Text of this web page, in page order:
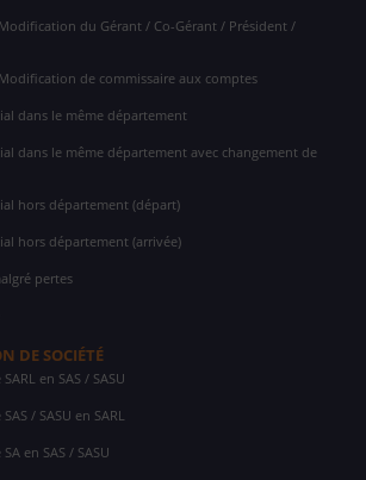
du Gérant / Co-Gérant / Président /
de commissaire aux comptes
dans le même département
dans le même département avec changement de
hors département (départ)
hors département (arrivée)
pertes
DE SOCIÉTÉ
en SAS / SASU
/ SASU en SARL
en SAS / SASU